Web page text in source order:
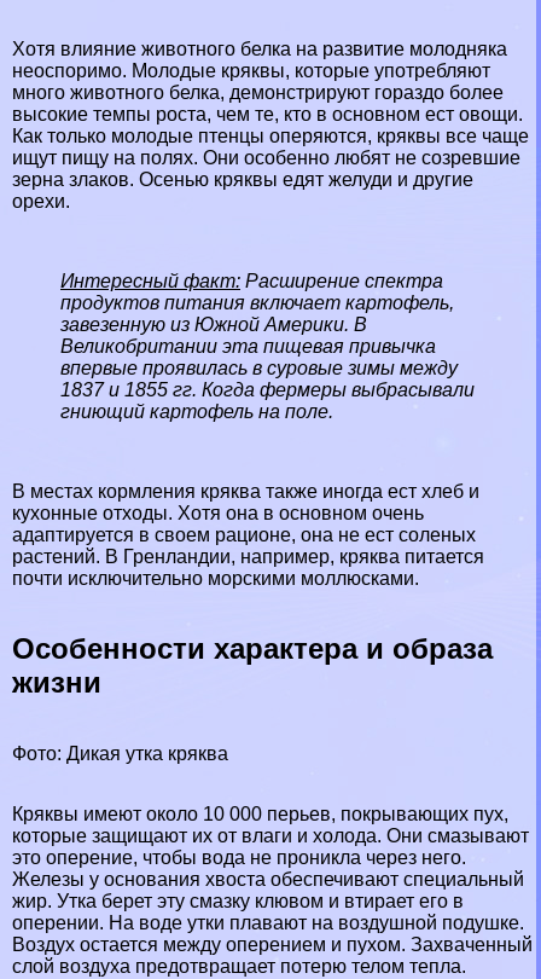
Хотя влияние животного белка на развитие молодняка
неоспоримо. Молодые кряквы, которые употрeбляют
много животного белка, демонстрируют гораздо более
высокие темпы роста, чем те, кто в основном ест овощи.
Как только молодые птенцы оперяются, кряквы все чаще
ищут пищу на полях. Они особенно любят не созревшие
зерна злаков. Осенью кряквы едят желуди и другие
орехи.
Интересный факт: Расширение спектра
продуктов питания включает картофель,
завезенную из Южной Америки. В
Великобритании эта пищевая привычка
впервые проявилась в суровые зимы между
1837 и 1855 гг. Когда фермеры выбрасывали
гниющий картофель на поле.
В местах кормления кряква также иногда ест хлеб и
кухонные отходы. Хотя она в основном очень
адаптируется в своем рационе, она не ест соленых
растений. В Гренландии, например, кряква питается
почти исключительно морскими моллюсками.
Особенности хаpaктера и образа
жизни
Фото: Дикая утка кряква
Кряквы имеют около 10 000 перьев, покрывающих пух,
которые защищают их от влаги и холода. Они смазывают
это оперение, чтобы вода не проникла через него.
Железы у основания хвоста обеспечивают специальный
жир. Утка берет эту смазку клювом и втирает его в
оперении. На воде утки плавают на воздушной подушке.
Воздух остается между оперением и пухом. Захваченный
слой воздуха предотвращает потерю телом тепла.